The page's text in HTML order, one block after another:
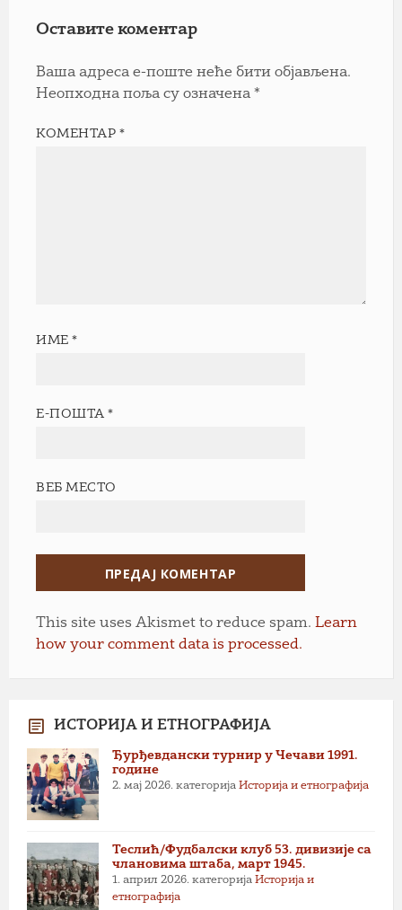
Оставите коментар
Ваша адреса е-поште неће бити објављена.
Неопходна поља су означена *
КОМЕНТАР*
ИМЕ*
Е-ПОШТА*
ВЕБ МЕСТО
This site uses Akismet to reduce spam. Learn
how your comment data is processed.
ИСТОРИЈА И ЕТНОГРАФИЈА
Ђурђевдански турнир у Чечави 1991.
године
2. мај 2026. категорија Историја и етнографија
Теслић/Фудбалски клуб 53. дивизије са
члановима штаба, март 1945.
1. април 2026. категорија Историја и
етнографија